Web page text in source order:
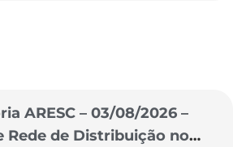
ARESC – 03/08/2026 –
Rede de Distribuição no